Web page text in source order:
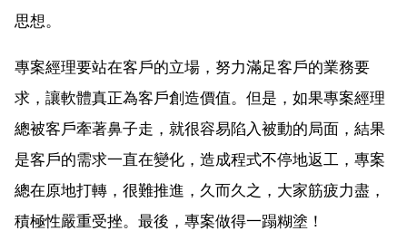
思想。
專案經理要站在客戶的立場，努力滿足客戶的業務要
求，讓軟體真正為客戶創造價值。但是，如果專案經理
總被客戶牽著鼻子走，就很容易陷入被動的局面，結果
是客戶的需求一直在變化，造成程式不停地返工，專案
總在原地打轉，很難推進，久而久之，大家筋疲力盡，
積極性嚴重受挫。最後，專案做得一蹋糊塗！